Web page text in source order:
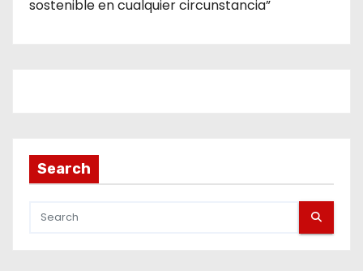
sostenible en cualquier circunstancia”
Search